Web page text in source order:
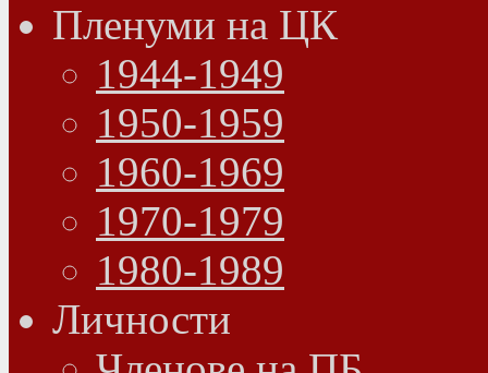
Пленуми на ЦК
1944-1949
1950-1959
1960-1969
1970-1979
1980-1989
Личности